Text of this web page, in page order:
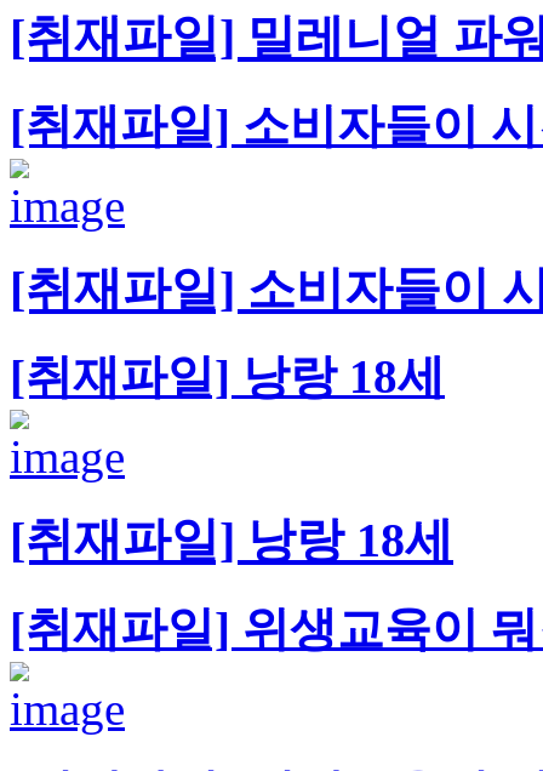
[취재파일] 밀레니얼 파
[취재파일] 소비자들이
[취재파일] 소비자들이
[취재파일] 낭랑 18세
[취재파일] 낭랑 18세
[취재파일] 위생교육이